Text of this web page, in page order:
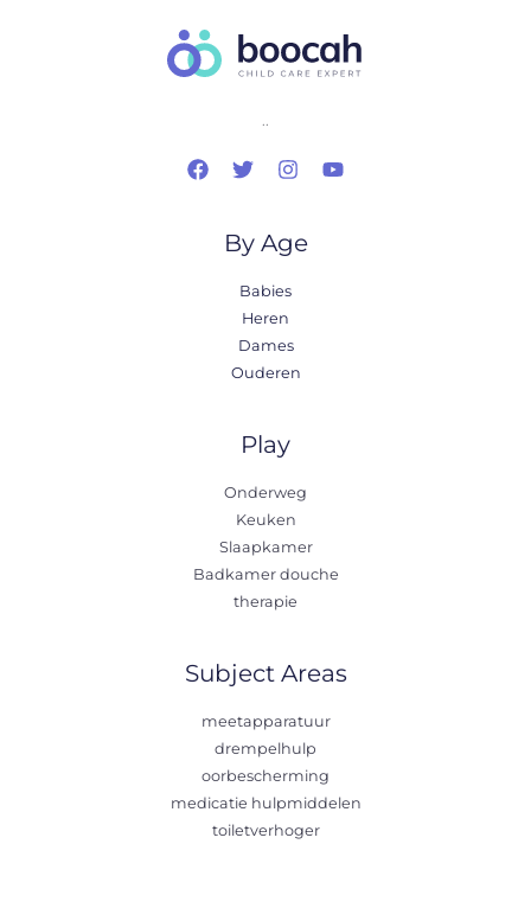
..
By Age
Babies
Heren
Dames
Ouderen
Play
Onderweg
Keuken
Slaapkamer
Badkamer douche
therapie
Subject Areas
meetapparatuur
drempelhulp
oorbescherming
medicatie hulpmiddelen
toiletverhoger